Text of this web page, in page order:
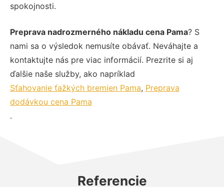
spokojnosti.
Preprava nadrozmerného nákladu cena Pama? S
nami sa o výsledok nemusíte obávať. Neváhajte a
kontaktujte nás pre viac informácií. Prezrite si aj
ďalšie naše služby, ako napríklad
Sťahovanie ťažkých bremien Pama, Preprava
dodávkou cena Pama
.
Referencie